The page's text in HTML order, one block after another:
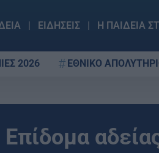
ΕΙΔΗΣΕΙΣ Η ΠΑΙΔΕΙΑ
2026 ΕΘΝΙΚΟ
Επίδομα